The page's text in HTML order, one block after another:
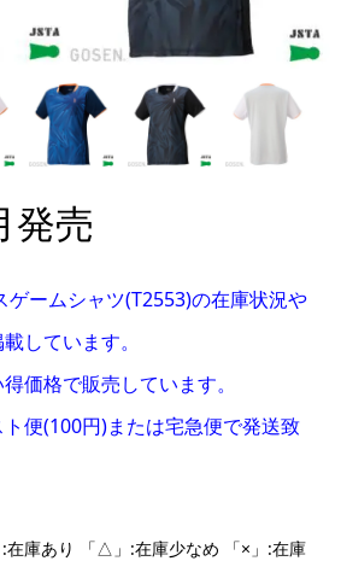
発売
ゲームシャツ(T2553)の在庫状況や
しています。
価格で販売しています。
便(100円)または宅急便で発送致
在庫あり 「△」:在庫少なめ 「×」:在庫